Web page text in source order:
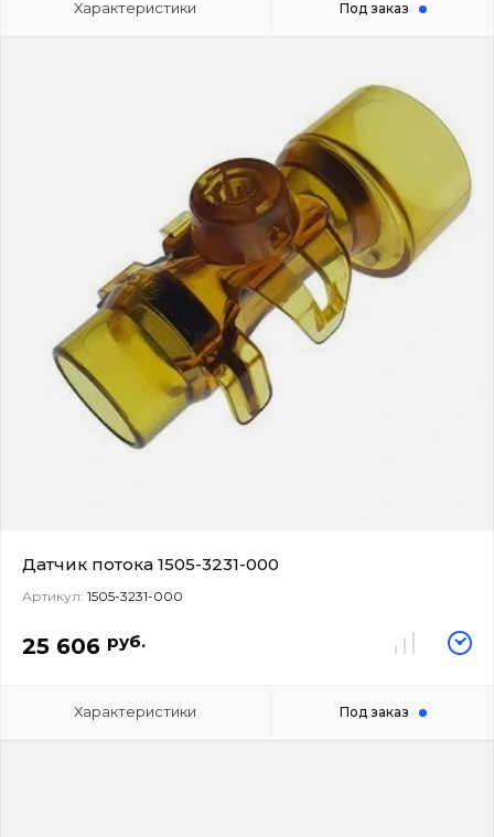
Характеристики Под заказ
Датчик потока 1505-3231-000
Артикул: 1505-3231-000
25 606 руб.
Характеристики Под заказ